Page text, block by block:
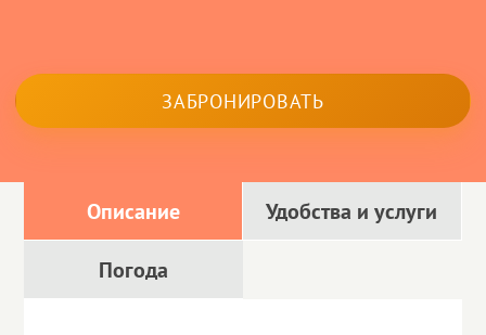
ЗАБРОНИРОВАТЬ
Описание Удобства и услуги
Погода